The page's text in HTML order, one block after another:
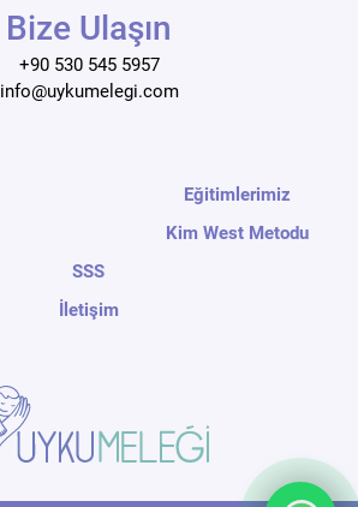
Bize Ulaşın
+90 530 545 5957
info@uykumelegi.com
Eğitimlerimiz
Kim West Metodu
SSS
İletişim